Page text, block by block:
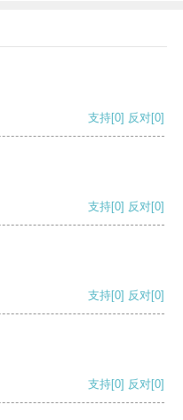
支持[0] 反对[0]
支持[0] 反对[0]
支持[0] 反对[0]
支持[0] 反对[0]